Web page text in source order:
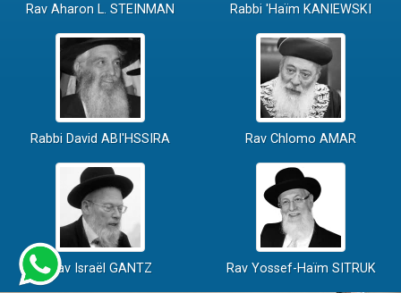
Rav Aharon L. STEINMAN Rabbi 'Haïm KANIEWSKI
Rabbi David ABI'HSSIRA Rav Chlomo AMAR
Rav Israël GANTZ Rav Yossef-Haïm SITRUK